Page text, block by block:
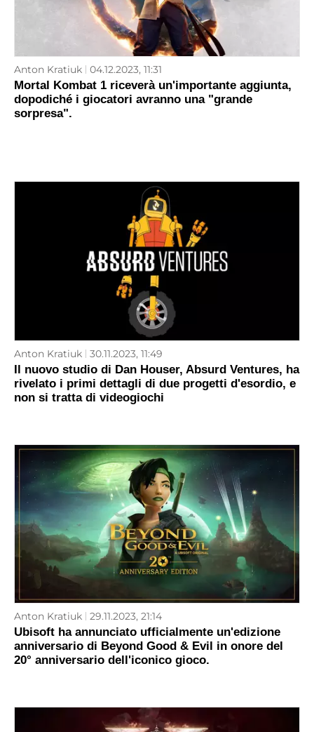
Anton Kratiuk 04.12.2023, 11:31
Mortal Kombat 1 riceverà un'importante aggiunta,
dopodiché i giocatori avranno una "grande
sorpresa".
Anton Kratiuk 30.11.2023, 11:49
Il nuovo studio di Dan Houser, Absurd Ventures, ha
rivelato i primi dettagli di due progetti d'esordio, e
non si tratta di videogiochi
Anton Kratiuk 29.11.2023, 21:14
Ubisoft ha annunciato ufficialmente un'edizione
anniversario di Beyond Good & Evil in onore del
20° anniversario dell'iconico gioco.